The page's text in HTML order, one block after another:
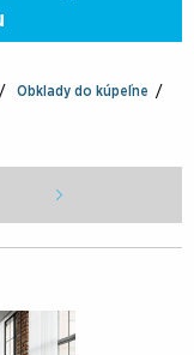
Obklady do kúpeľne